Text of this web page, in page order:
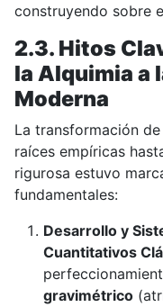
construyendo sobre
2.3. Hitos
la Alquimia a
Moderna
La transformación
raíces empíricas
rigurosa estuvo
fundamentales:
Desarrollo y
Cuantitativos
gravimétrico